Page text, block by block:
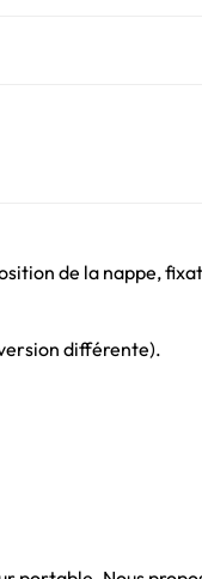
de la nappe,
différente).